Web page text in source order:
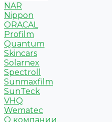
NAR
Nippon
ORACAL
Profilm
Quantum
Skincars
Solarnex
Spectroll
Sunmaxfilm
SunTeck
VHQ
Wematec
О компании